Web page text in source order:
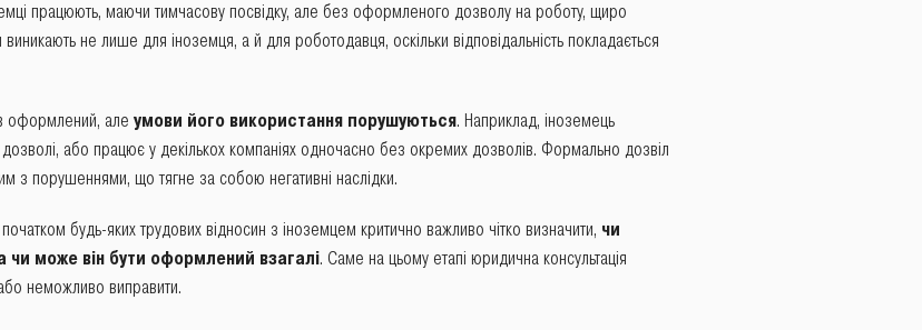
працюють, маючи тимчасову посвідку, але без оформленого дозволу на роботу, щиро
не лише для іноземця, а й для роботодавця, оскільки відповідальність покладається
оформлений, але умови його використання порушуються. Наприклад, іноземець
дозволі, або працює у декількох компаніях одночасно без окремих дозволів. Формально дозвіл
з порушеннями, що тягне за собою негативні наслідки.
будь-яких трудових відносин з іноземцем критично важливо чітко визначити, чи
чи може він бути оформлений взагалі. Саме на цьому етапі юридична консультація
неможливо виправити.